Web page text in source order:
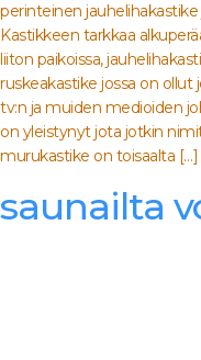
perinteinen
Kastikkeen tarkkaa
liiton paikoissa,
ruskeakastike jossa on
tv:n ja muiden medioiden
on yleistynyt jota jotkin
murukastike on toisaalta […]
saunailta